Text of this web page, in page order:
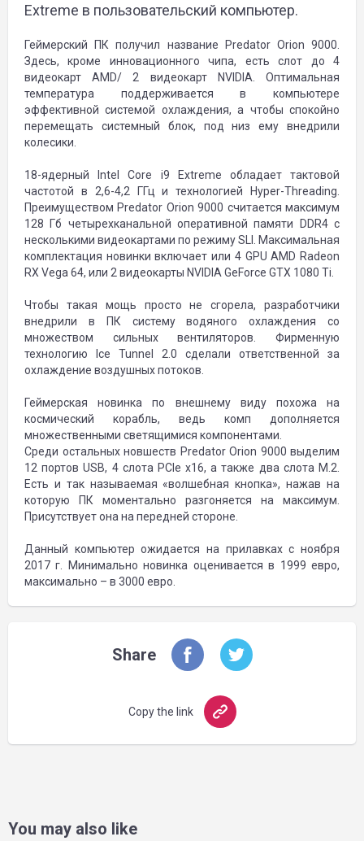
Extreme в пользовательский компьютер.
Геймерский ПК получил название Predator Orion 9000.
Здесь, кроме инновационного чипа, есть слот до 4
видеокарт AMD/ 2 видеокарт NVIDIA. Оптимальная
температура поддерживается в компьютере
эффективной системой охлаждения, а чтобы спокойно
перемещать системный блок, под низ ему внедрили
колесики.
18-ядерный Intel Core i9 Extreme обладает тактовой
частотой в 2,6-4,2 ГГц и технологией Hyper-Threading.
Преимуществом Predator Orion 9000 считается максимум
128 Гб четырехканальной оперативной памяти DDR4 с
несколькими видеокартами по режиму SLI. Максимальная
комплектация новинки включает или 4 GPU AMD Radeon
RX Vega 64, или 2 видеокарты NVIDIA GeForce GTX 1080 Ti.
Чтобы такая мощь просто не сгорела, разработчики
внедрили в ПК систему водяного охлаждения со
множеством сильных вентиляторов. Фирменную
технологию Ice Tunnel 2.0 сделали ответственной за
охлаждение воздушных потоков.
Геймерская новинка по внешнему виду похожа на
космический корабль, ведь комп дополняется
множественными светящимися компонентами.
Среди остальных новшеств Predator Orion 9000 выделим
12 портов USB, 4 слота PCIe x16, а также два слота М.2.
Есть и так называемая «волшебная кнопка», нажав на
которую ПК моментально разгоняется на максимум.
Присутствует она на передней стороне.
Данный компьютер ожидается на прилавках с ноября
2017 г. Минимально новинка оценивается в 1999 евро,
максимально – в 3000 евро.
Share
Copy the link
You may also like